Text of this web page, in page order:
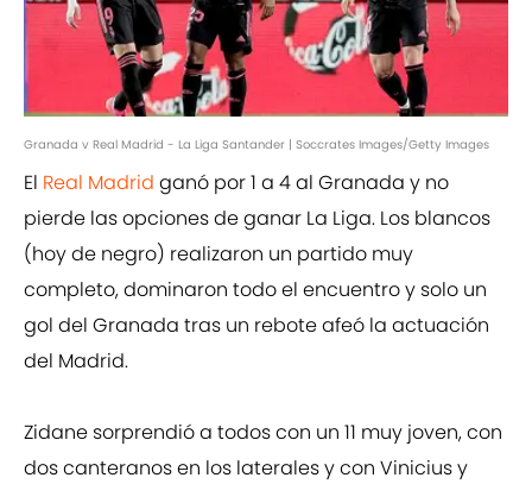
Granada v Real Madrid - La Liga Santander | Soccrates Images/Getty Images
El Real Madrid ganó por 1 a 4 al Granada y no
pierde las opciones de ganar La Liga. Los blancos
(hoy de negro) realizaron un partido muy
completo, dominaron todo el encuentro y solo un
gol del Granada tras un rebote afeó la actuación
del Madrid.
Zidane sorprendió a todos con un 11 muy joven, con
dos canteranos en los laterales y con Vinicius y